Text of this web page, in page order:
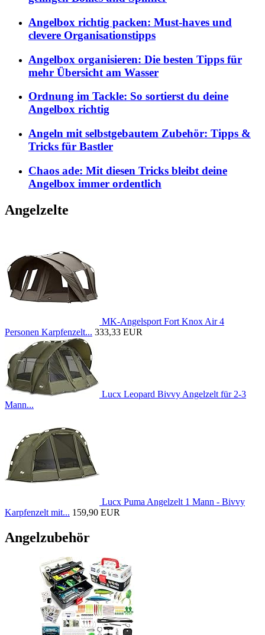
Angelbox richtig packen: Must-haves und
clevere Organisationstipps
Angelbox organisieren: Die besten Tipps für
mehr Übersicht am Wasser
Ordnung im Tackle: So sortierst du deine
Angelbox richtig
Angeln mit selbstgebautem Zubehör: Tipps &
Tricks für Bastler
Chaos ade: Mit diesen Tricks bleibt deine
Angelbox immer ordentlich
Angelzelte
MK-Angelsport Fort Knox Air 4
Personen Karpfenzelt... 333,33 EUR
Lucx Leopard Bivvy Angelzelt für 2-3
Mann...
Lucx Puma Angelzelt 1 Mann - Bivvy
Karpfenzelt mit... 159,90 EUR
Angelzubehör